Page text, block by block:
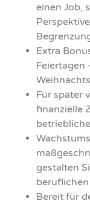
einen Job,
Extra
Feiertagen
Für später
finanzielle
gestalten
beruflichen
Bereit für